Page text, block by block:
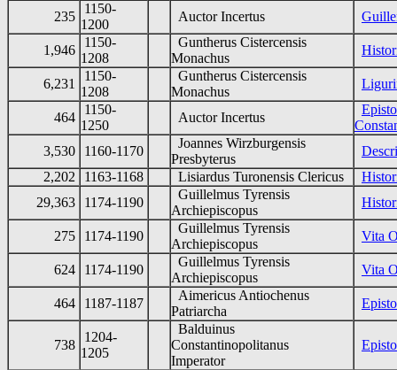
235
1150-
1200
Auctor Incertus
1,946
1150-
1208
Guntherus Cistercensis
Monachus
6,231
1150-
1208
Guntherus Cistercensis
Monachus
464
1150-
1250
Auctor Incertus
3,530
1160-1170
Joannes Wirzburgensis
Presbyterus
2,202
1163-1168 Lisiardus Turonensis Clericus
29,363
1174-1190
Guillelmus Tyrensis
Archiepiscopus
275 1174-1190
Guillelmus Tyrensis
Archiepiscopus
Vita
624 1174-1190
Guillelmus Tyrensis
Archiepiscopus
Vita
464 1187-1187
Aimericus Antiochenus
Patriarcha
738
1204-
1205
Balduinus
Constantinopolitanus
Imperator